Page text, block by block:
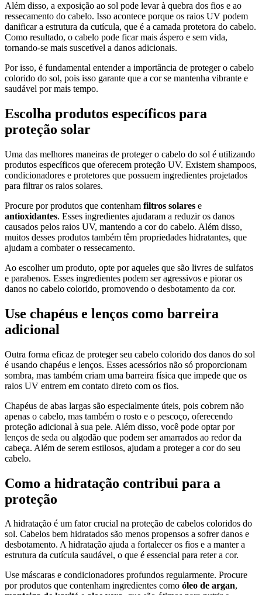
Além disso, a exposição ao sol pode levar à quebra dos fios e ao
ressecamento do cabelo. Isso acontece porque os raios UV podem
danificar a estrutura da cutícula, que é a camada protetora do cabelo.
Como resultado, o cabelo pode ficar mais áspero e sem vida,
tornando-se mais suscetível a danos adicionais.
Por isso, é fundamental entender a importância de proteger o cabelo
colorido do sol, pois isso garante que a cor se mantenha vibrante e
saudável por mais tempo.
Escolha produtos específicos para
proteção solar
Uma das melhores maneiras de proteger o cabelo do sol é utilizando
produtos específicos que oferecem proteção UV. Existem shampoos,
condicionadores e protetores que possuem ingredientes projetados
para filtrar os raios solares.
Procure por produtos que contenham filtros solares e
antioxidantes. Esses ingredientes ajudaram a reduzir os danos
causados pelos raios UV, mantendo a cor do cabelo. Além disso,
muitos desses produtos também têm propriedades hidratantes, que
ajudam a combater o ressecamento.
Ao escolher um produto, opte por aqueles que são livres de sulfatos
e parabenos. Esses ingredientes podem ser agressivos e piorar os
danos no cabelo colorido, promovendo o desbotamento da cor.
Use chapéus e lenços como barreira
adicional
Outra forma eficaz de proteger seu cabelo colorido dos danos do sol
é usando chapéus e lenços. Esses acessórios não só proporcionam
sombra, mas também criam uma barreira física que impede que os
raios UV entrem em contato direto com os fios.
Chapéus de abas largas são especialmente úteis, pois cobrem não
apenas o cabelo, mas também o rosto e o pescoço, oferecendo
proteção adicional à sua pele. Além disso, você pode optar por
lenços de seda ou algodão que podem ser amarrados ao redor da
cabeça. Além de serem estilosos, ajudam a proteger a cor do seu
cabelo.
Como a hidratação contribui para a
proteção
A hidratação é um fator crucial na proteção de cabelos coloridos do
sol. Cabelos bem hidratados são menos propensos a sofrer danos e
desbotamento. A hidratação ajuda a fortalecer os fios e a manter a
estrutura da cutícula saudável, o que é essencial para reter a cor.
Use máscaras e condicionadores profundos regularmente. Procure
por produtos que contenham ingredientes como óleo de argan,